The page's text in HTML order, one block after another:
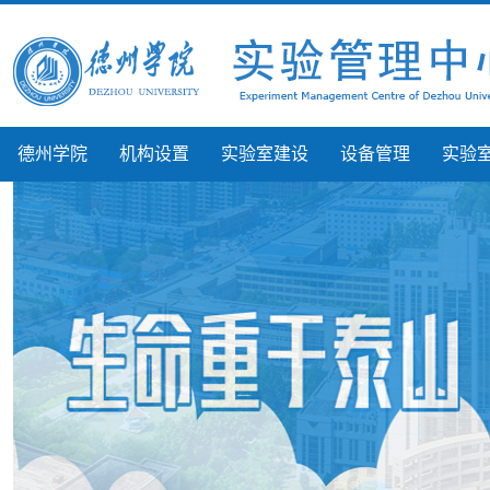
德州学院 机构设置 实验室建设 设备管理 实验